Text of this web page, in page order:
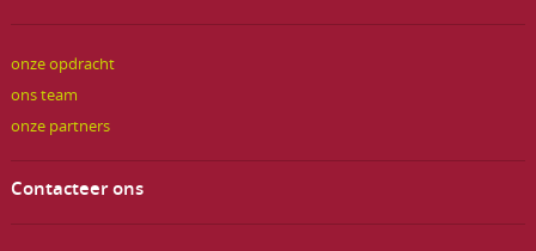
onze opdracht
ons team
onze partners
Contacteer ons